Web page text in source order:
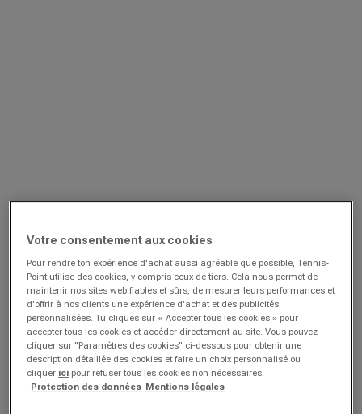
Votre consentement aux cookies
Pour rendre ton expérience d'achat aussi agréable que possible, Tennis-
Point utilise des cookies, y compris ceux de tiers. Cela nous permet de
maintenir nos sites web fiables et sûrs, de mesurer leurs performances et
d'offrir à nos clients une expérience d'achat et des publicités
personnalisées. Tu cliques sur « Accepter tous les cookies » pour
accepter tous les cookies et accéder directement au site. Vous pouvez
cliquer sur "Paramètres des cookies" ci-dessous pour obtenir une
description détaillée des cookies et faire un choix personnalisé ou
cliquer ici pour refuser tous les cookies non nécessaires.
Protection des données Mentions légales